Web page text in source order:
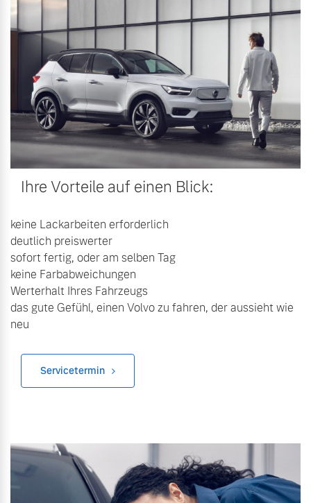
Volvo Selekt
Gebrauchtwagen
Die Neuwagenalternative
Mehr erfahren
Editionsmodelle
Entdecken Sie unsere
Mehr erfahren
Finanzierung & Leasing
Versicherung
Ihre Vorteile auf einen Blick:
keine Lackarbeiten erforderlich
deutlich preiswerter
sofort fertig, oder am selben Tag
keine Farbabweichungen
Werterhalt Ihres Fahrzeugs
das gute Gefühl, einen Volvo zu fahren, der aussieht wie
neu
Servicetermin